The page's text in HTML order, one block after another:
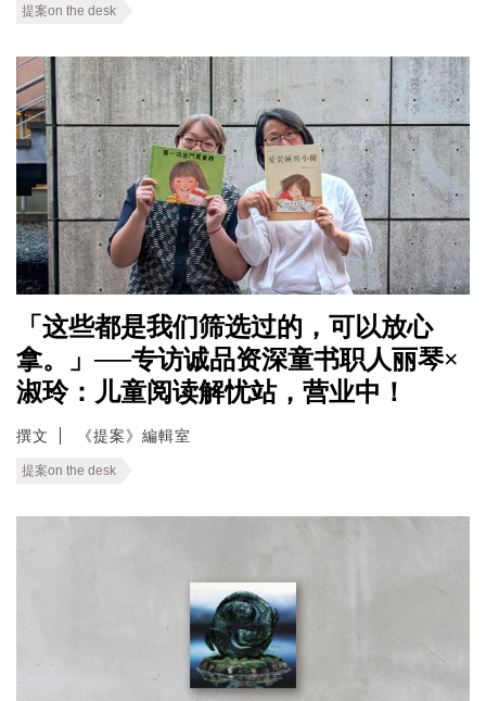
提案on the desk
「这些都是我们筛选过的，可以放心
拿。」──专访诚品资深童书职人丽琴×
淑玲：儿童阅读解忧站，营业中！
撰文 《提案》編輯室
提案on the desk